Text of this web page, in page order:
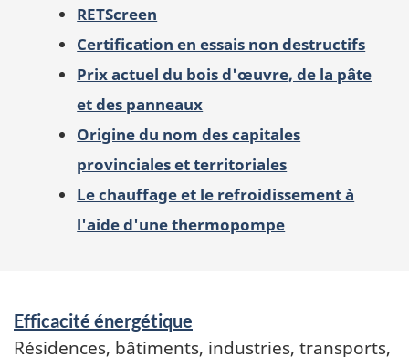
RETScreen
Certification en essais non destructifs
Prix actuel du bois d'œuvre, de la pâte
et des panneaux
Origine du nom des capitales
provinciales et territoriales
Le chauffage et le refroidissement à
l'aide d'une thermopompe
Services
et
Efficacité énergétique
Résidences, bâtiments, industries, transports,